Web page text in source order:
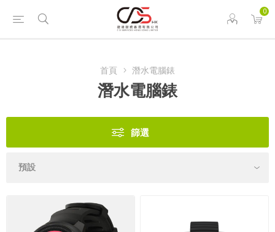
0
首頁 潛水電腦錶
潛水電腦錶
篩選